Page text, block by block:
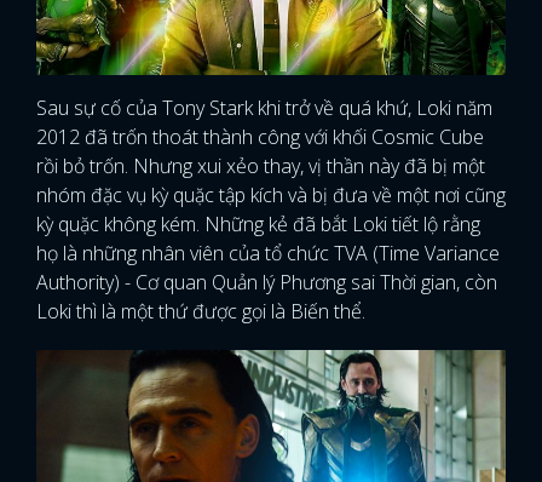
Sau sự cố của Tony Stark khi trở về quá khứ, Loki năm
2012 đã trốn thoát thành công với khối Cosmic Cube
rồi bỏ trốn. Nhưng xui xẻo thay, vị thần này đã bị một
nhóm đặc vụ kỳ quặc tập kích và bị đưa về một nơi cũng
kỳ quặc không kém. Những kẻ đã bắt Loki tiết lộ rằng
họ là những nhân viên của tổ chức TVA (Time Variance
Authority) - Cơ quan Quản lý Phương sai Thời gian, còn
Loki thì là một thứ được gọi là Biến thể.